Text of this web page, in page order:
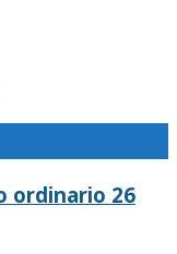
ordinario 26